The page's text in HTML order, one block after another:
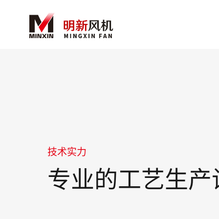
技术实力
专业的工艺生产